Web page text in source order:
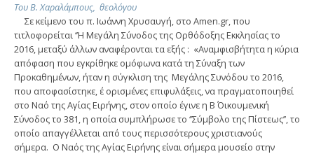
Του Β. Χαραλάμπους, θεολόγου
Σε κείμενο του π. Ιωάννη Χρυσαυγή, στο Amen.gr, που
τιτλοφορείται ‘’Η Μεγάλη Σύνοδος της Ορθόδοξης Εκκλησίας το
2016, μεταξύ άλλων αναφέρονται τα εξής : «Αναμφισβήτητα η κύρια
απόφαση που εγκρίθηκε ομόφωνα κατά τη Σύναξη των
Προκαθημένων, ήταν η σύγκλιση της Μεγάλης Συνόδου το 2016,
που αποφασίστηκε, έ ορισμένες επιφυλάξεις, να πραγματοποιηθεί
στο Ναό της Αγίας Ειρήνης, στον οποίο έγινε η Β΄ Οικουμενική
Σύνοδος το 381, η οποία συμπλήρωσε το ‘’Σύμβολο της Πίστεως’’, το
οποίο απαγγέλλεται από τους περισσότερους χριστιανούς
σήμερα. Ο Ναός της Αγίας Ειρήνης είναι σήμερα μουσείο στην